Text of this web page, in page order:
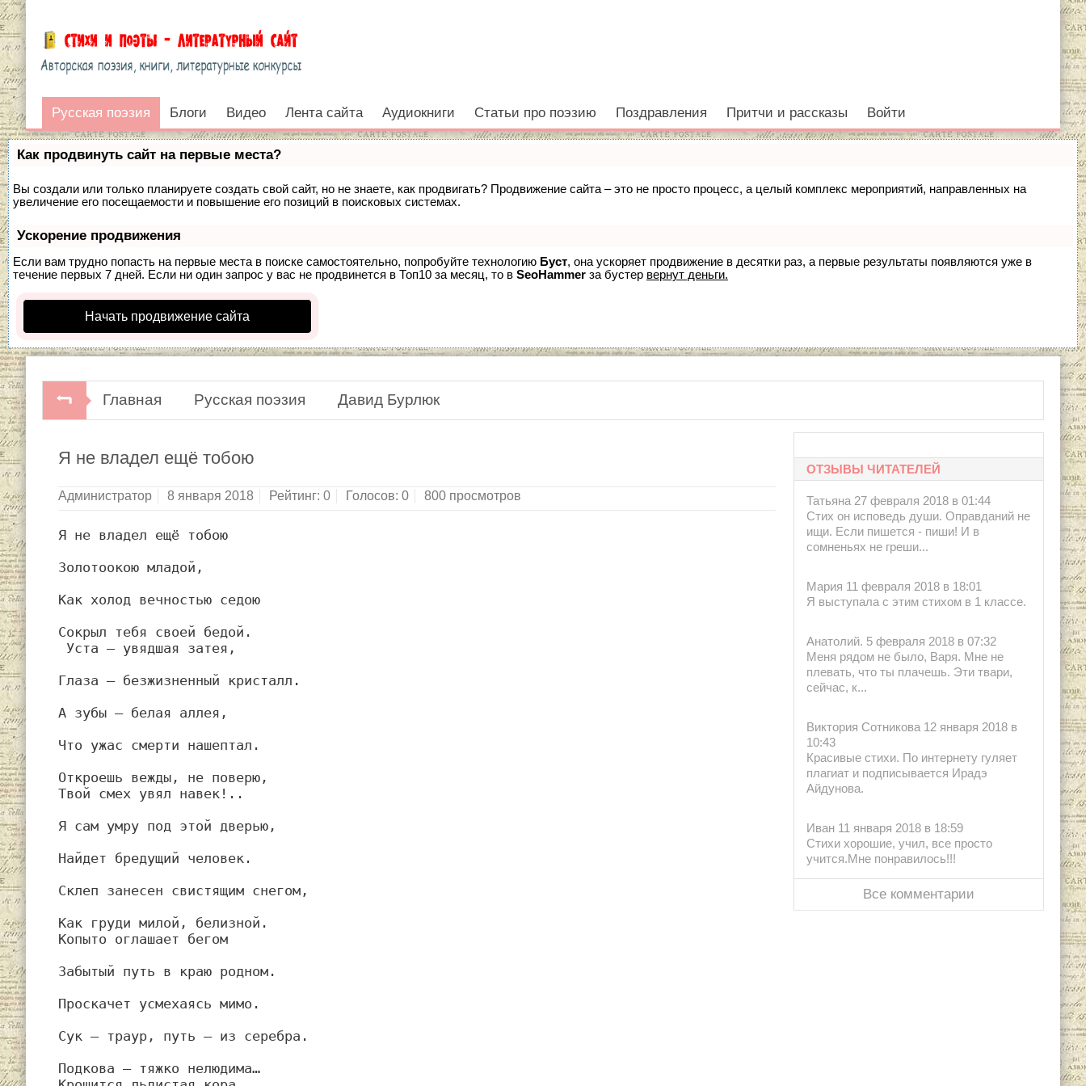
Русская поэзия
Войти
Русская поэзия Блоги Видео Лента сайта Аудиокниги Статьи про поэзию Поздравления Притчи и рассказы Войти
Как продвинуть сайт на первые места?
Вы создали или только планируете создать свой сайт, но не знаете, как продвигать? Продвижение сайта – это не просто процесс, а целый комплекс мероприятий, направленных на
увеличение его посещаемости и повышение его позиций в поисковых системах.
Ускорение продвижения
Если вам трудно попасть на первые места в поиске самостоятельно, попробуйте технологию Буст, она ускоряет продвижение в десятки раз, а первые результаты появляются уже в
течение первых 7 дней. Если ни один запрос у вас не продвинется в Топ10 за месяц, то в SeoHammer за бустер вернут деньги.
Начать продвижение сайта
Главная Русская поэзия Давид Бурлюк
Я не владел ещё тобою
Администратор 8 января 2018 Рейтинг: 0 Голосов: 0 800 просмотров
Я не владел ещё тобою
Золотоокою младой,
Как холод вечностью седою
Сокрыл тебя своей бедой.
Уста — увядшая затея,
Глаза — безжизненный кристалл.
А зубы — белая аллея,
Что ужас смерти нашептал.
Откроешь вежды, не поверю,
Твой смех увял навек!..
Я сам умру под этой дверью,
Найдет бредущий человек.
Склеп занесен свистящим снегом,
Как груди милой, белизной.
Копыто оглашает бегом
Забытый путь в краю родном.
Проскачет усмехаясь мимо.
Сук — траур, путь — из серебра.
Подкова — тяжко нелюдима…
ОТЗЫВЫ ЧИТАТЕЛЕЙ
Татьяна 27 февраля 2018 в 01:44
Стих он исповедь души. Оправданий не
ищи. Если пишется - пиши! И в
сомненьях не греши...
Мария 11 февраля 2018 в 18:01
Я выступала с этим стихом в 1 классе.
Анатолий. 5 февраля 2018 в 07:32
Меня рядом не было, Варя. Мне не
плевать, что ты плачешь. Эти твари,
сейчас, к...
Виктория Сотникова 12 января 2018 в
10:43
Красивые стихи. По интернету гуляет
плагиат и подписывается Ирадэ
Айдунова.
Иван 11 января 2018 в 18:59
Стихи хорошие, учил, все просто
учится.Мне понравилось!!!
Все комментарии